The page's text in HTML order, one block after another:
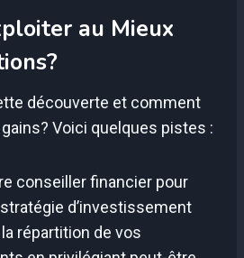
au Mieux
découverte et comment
Voici quelques pistes :
conseiller financier pour
d’investissement
répartition de vos